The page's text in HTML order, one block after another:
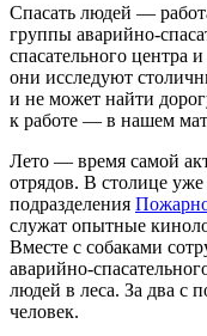
Спасать людей —
группы аварийно-
спасательного центра
они исследуют
и не может найти
к работе — в нашем
Лето — время самой
отрядов. В столице
подразделения
служат опытные
Вместе с собаками
аварийно-
людей в леса. За два с
человек.